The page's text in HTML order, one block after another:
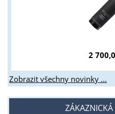
2
Zobrazit všechny novinky ...